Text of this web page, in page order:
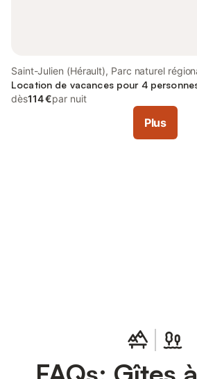
Saint-Julien (Hérault), Parc naturel
Location de vacances pour 4
dès114 €par nuit
Plus